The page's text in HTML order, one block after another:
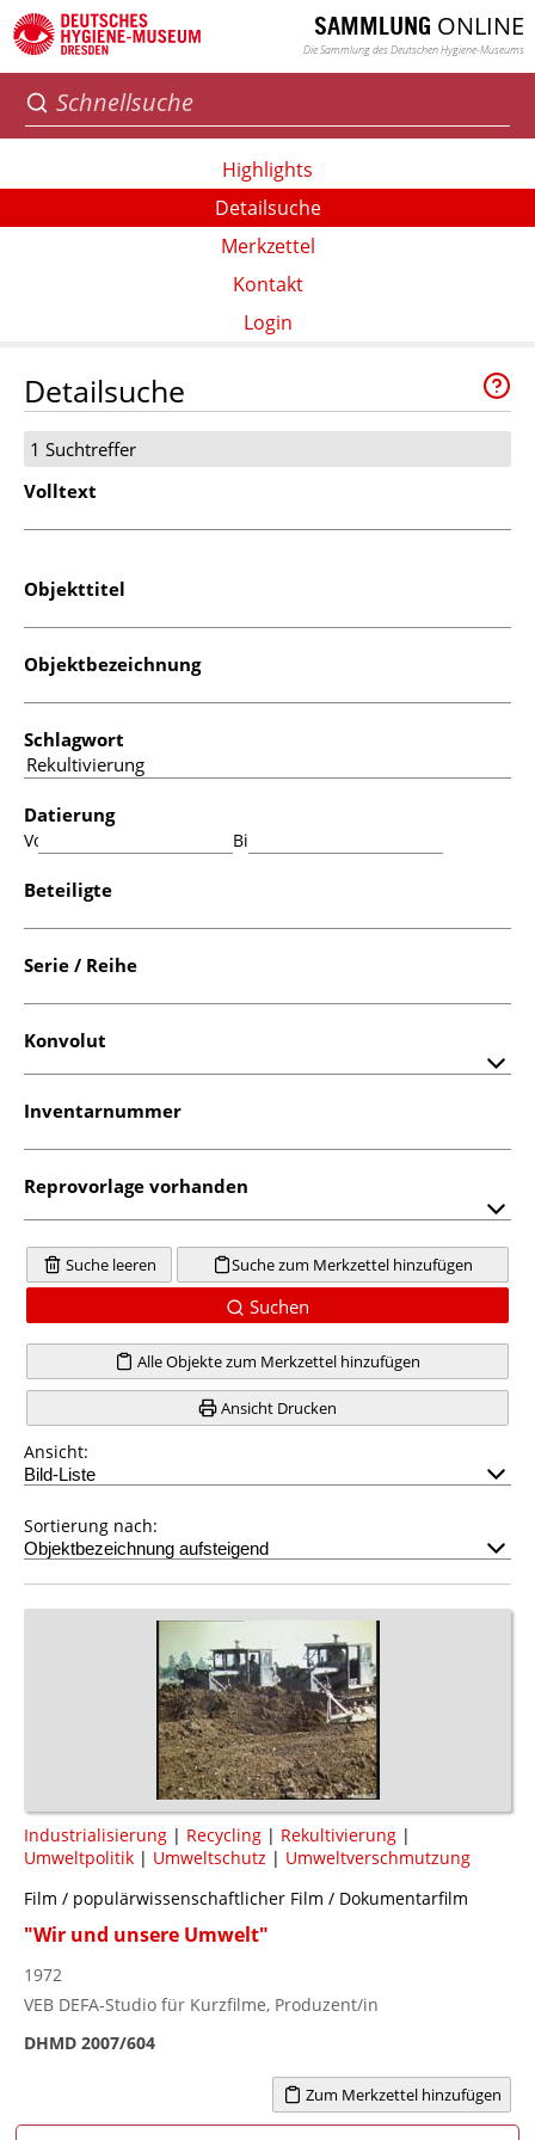
SAMMLUNG ONLINE
Die Sammlung des Deutschen Hygiene-Museums
Highlights
Detailsuche
Merkzettel
Kontakt
Login
Detailsuche
1 Suchtreffer
Volltext
Objekttitel
Objektbezeichnung
Schlagwort
Datierung
Von: Bis:
Beteiligte
Serie / Reihe
Konvolut
Inventarnummer
Reprovorlage vorhanden
Suche leeren Suche zum Merkzettel hinzufügen
Suchen
Alle Objekte zum Merkzettel hinzufügen
Ansicht Drucken
Ansicht:
Sortierung nach:
Industrialisierung | Recycling | Rekultivierung |
Umweltpolitik | Umweltschutz | Umweltverschmutzung
Film / populärwissenschaftlicher Film / Dokumentarfilm
"Wir und unsere Umwelt"
1972
VEB DEFA-Studio für Kurzfilme, Produzent/in
DHMD 2007/604
Zum Merkzettel hinzufügen